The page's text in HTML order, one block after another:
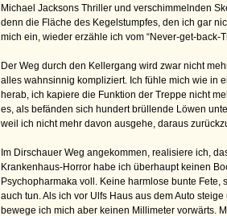
Michael Jacksons Thriller und verschimmelnden
denn die Fläche des Kegelstumpfes, den ich gar
mich ein, wieder erzähle ich vom “Never-get-
Der Weg durch den Kellergang wird zwar nicht
alles wahnsinnig kompliziert. Ich fühle mich wie in
herab, ich kapiere die Funktion der Treppe nicht
es, als befänden sich hundert brüllende Löwen
weil ich nicht mehr davon ausgehe, daraus
Im Dirschauer Weg angekommen, realisiere ich,
Krankenhaus-Horror habe ich überhaupt keinen
Psychopharmaka voll. Keine harmlose bunte
auch tun. Als ich vor Ulfs Haus aus dem Auto
bewege ich mich aber keinen Millimeter vorwärts.